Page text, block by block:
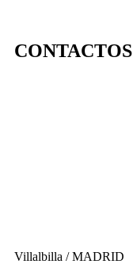
CONTACTOS
Villalbilla / MADRID